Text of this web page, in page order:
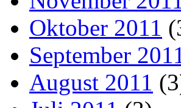
Oktober 2011
September
August 2011